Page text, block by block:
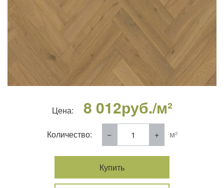
Цена: 8 012руб./м²
Количество: м²
Купить